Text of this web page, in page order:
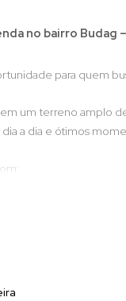
no bairro Budag
para quem
um terreno amplo
a dia e ótimos
com churrasqueira